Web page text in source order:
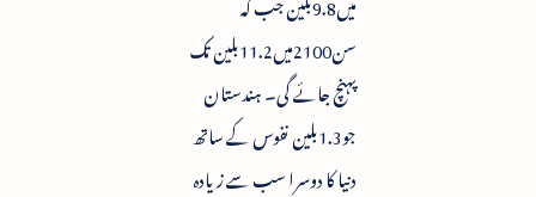
سن2100میں11.2بلین تک
پہنچ جائے گی۔ ہندستان
جو1.3بلین نفوس کے ساتھ
دنیا کا دوسرا سب سے زیادہ